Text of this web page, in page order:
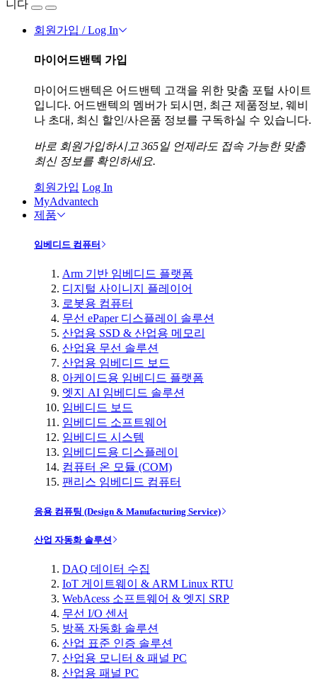
니다
회원가입 / Log In
마이어드밴텍 가입
마이어드밴텍은 어드밴텍 고객을 위한 맞춤 포털 사이트
입니다. 어드밴텍의 멤버가 되시면, 최근 제품정보, 웨비
나 초대, 최신 할인/사은품 정보를 구독하실 수 있습니다.
바로 회원가입하시고 365일 언제라도 접속 가능한 맞춤
최신 정보를 확인하세요.
회원가입 Log In
MyAdvantech
제품
임베디드 컴퓨터
Arm 기반 임베디드 플랫폼
디지털 사이니지 플레이어
로봇용 컴퓨터
무선 ePaper 디스플레이 솔루션
산업용 SSD & 산업용 메모리
산업용 무선 솔루션
산업용 임베디드 보드
아케이드용 임베디드 플랫폼
엣지 AI 임베디드 솔루션
임베디드 보드
임베디드 소프트웨어
임베디드 시스템
임베디드용 디스플레이
컴퓨터 온 모듈 (COM)
팬리스 임베디드 컴퓨터
응용 컴퓨팅 (Design & Manufacturing Service)
산업 자동화 솔루션
DAQ 데이터 수집
IoT 게이트웨이 & ARM Linux RTU
WebAcess 소프트웨어 & 엣지 SRP
무선 I/O 센서
방폭 자동화 솔루션
산업 표준 인증 솔루션
산업용 모니터 & 패널 PC
산업용 패널 PC